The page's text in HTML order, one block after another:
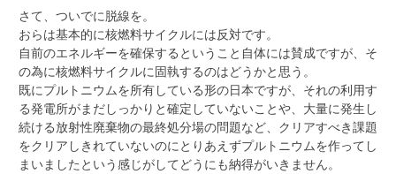
さて、ついでに脱線を。
おらは基本的に核燃料サイクルには反対です。
自前のエネルギーを確保するということ自体には賛成ですが、そ
の為に核燃料サイクルに固執するのはどうかと思う。
既にプルトニウムを所有している形の日本ですが、それの利用す
る発電所がまだしっかりと確定していないことや、大量に発生し
続ける放射性廃棄物の最終処分場の問題など、クリアすべき課題
をクリアしきれていないのにとりあえずプルトニウムを作ってし
まいましたという感じがしてどうにも納得がいきません。